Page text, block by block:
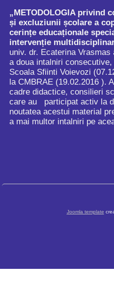
„METODOLOGIA privind
și excluziunii școlare a
cerințe educaționale
intervenție
univ. dr. Ecaterina
a doua intalniri
Scoala Sfiinti Voievozi
la CMBRAE (19.02.2016 ).
cadre didactice, consilieri
care au
participat activ la
noutatea acestui material
a mai multor intalniri pe
Joomla template